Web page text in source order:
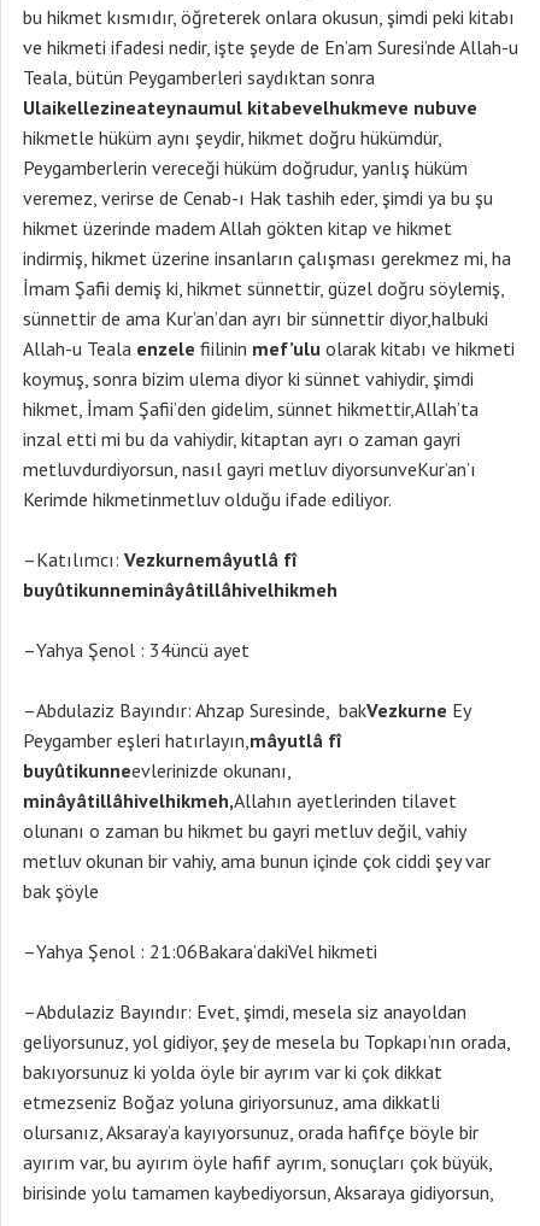
bu hikmet kısmıdır, öğreterek onlara okusun, şimdi peki kitabı
ve hikmeti ifadesi nedir, işte şeyde de En’am Suresi’nde Allah-u
Teala, bütün Peygamberleri saydıktan sonra
Ulaikellezineateynaumul kitabevelhukmeve nubuve
hikmetle hüküm aynı şeydir, hikmet doğru hükümdür,
Peygamberlerin vereceği hüküm doğrudur, yanlış hüküm
veremez, verirse de Cenab-ı Hak tashih eder, şimdi ya bu şu
hikmet üzerinde madem Allah gökten kitap ve hikmet
indirmiş, hikmet üzerine insanların çalışması gerekmez mi, ha
İmam Şafii demiş ki, hikmet sünnettir, güzel doğru söylemiş,
sünnettir de ama Kur’an’dan ayrı bir sünnettir diyor,halbuki
Allah-u Teala enzele fiilinin mef’ulu olarak kitabı ve hikmeti
koymuş, sonra bizim ulema diyor ki sünnet vahiydir, şimdi
hikmet, İmam Şafii’den gidelim, sünnet hikmettir,Allah’ta
inzal etti mi bu da vahiydir, kitaptan ayrı o zaman gayri
metluvdurdiyorsun, nasıl gayri metluv diyorsunveKur’an’ı
Kerimde hikmetinmetluv olduğu ifade ediliyor.
–Katılımcı: Vezkurnemâyutlâ fî
buyûtikunneminâyâtillâhivelhikmeh
–Yahya Şenol : 34üncü ayet
–Abdulaziz Bayındır: Ahzap Suresinde, bakVezkurne Ey
Peygamber eşleri hatırlayın,mâyutlâ fî
buyûtikunneevlerinizde okunanı,
minâyâtillâhivelhikmeh,Allahın ayetlerinden tilavet
olunanı o zaman bu hikmet bu gayri metluv değil, vahiy
metluv okunan bir vahiy, ama bunun içinde çok ciddi şey var
bak şöyle
–Yahya Şenol : 21:06Bakara’dakiVel hikmeti
–Abdulaziz Bayındır: Evet, şimdi, mesela siz anayoldan
geliyorsunuz, yol gidiyor, şey de mesela bu Topkapı’nın orada,
bakıyorsunuz ki yolda öyle bir ayrım var ki çok dikkat
etmezseniz Boğaz yoluna giriyorsunuz, ama dikkatli
olursanız, Aksaray’a kayıyorsunuz, orada hafifçe böyle bir
ayırım var, bu ayırım öyle hafif ayrım, sonuçları çok büyük,
birisinde yolu tamamen kaybediyorsun, Aksaraya gidiyorsun,